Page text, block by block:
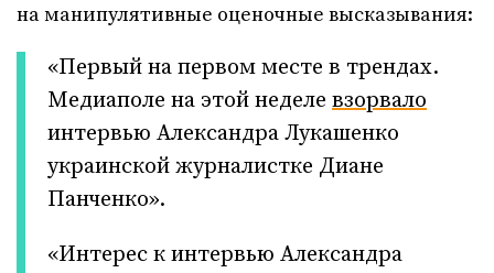
на манипулятивные оценочные высказывания:
«Первый на первом месте в трендах.
Медиаполе на этой неделе взорвало
интервью Александра Лукашенко
украинской журналистке Диане
Панченко».
«Интерес к интервью Александра